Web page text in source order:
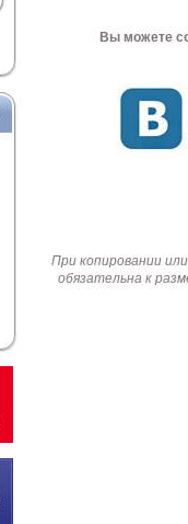
Proline PR-HPT615TY
Вы можете
При копировании
обязательна к